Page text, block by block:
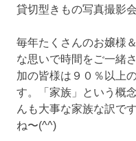
貸切型きもの写真撮影
毎年たくさんのお嬢様
な思いで時間をご一緒
加の皆様は９０％以上
す。「家族」という概
んも大事な家族な訳で
ね〜(^^)